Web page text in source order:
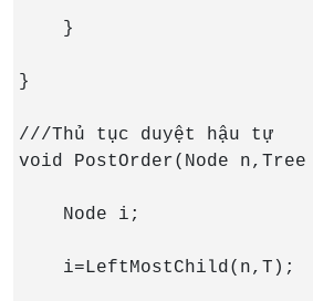
    }
}
///Thủ tục duyệt hậu tự
void PostOrder(Node
    Node i;
    i=LeftMostChild(n,T);